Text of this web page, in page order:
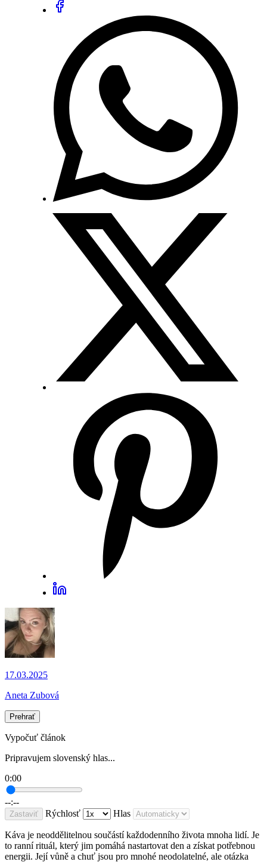
17.03.2025
Aneta Zubová
Prehrať
Vypočuť článok
Pripravujem slovenský hlas...
0:00
--:--
Zastaviť Rýchlosť Hlas
Káva je neoddělitelnou součástí každodenního života mnoha lidí. Je
to ranní rituál, který jim pomáhá nastartovat den a získat potřebnou
energii. Její vůně a chuť jsou pro mnohé neodolatelné, ale otázka